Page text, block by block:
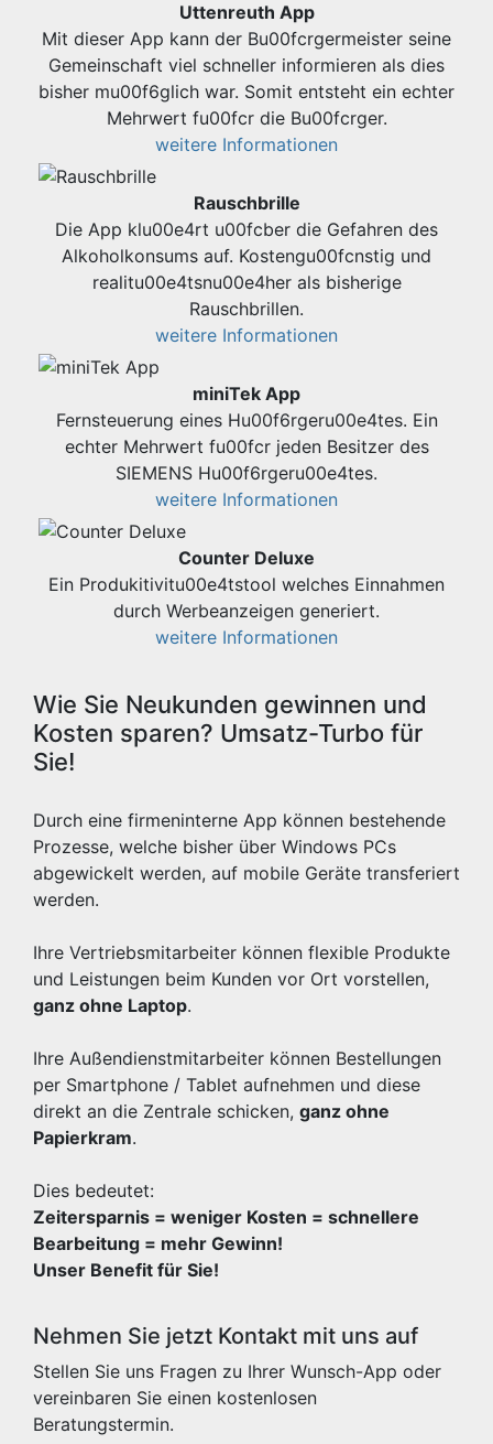
Uttenreuth App
Mit dieser App kann der Bu00fcrgermeister seine
Gemeinschaft viel schneller informieren als dies
bisher mu00f6glich war. Somit entsteht ein echter
Mehrwert fu00fcr die Bu00fcrger.
weitere Informationen
Rauschbrille
Die App klu00e4rt u00fcber die Gefahren des
Alkoholkonsums auf. Kostengu00fcnstig und
realitu00e4tsnu00e4her als bisherige
Rauschbrillen.
weitere Informationen
miniTek App
Fernsteuerung eines Hu00f6rgeru00e4tes. Ein
echter Mehrwert fu00fcr jeden Besitzer des
SIEMENS Hu00f6rgeru00e4tes.
weitere Informationen
Counter Deluxe
Ein Produkitivitu00e4tstool welches Einnahmen
durch Werbeanzeigen generiert.
weitere Informationen
Wie Sie Neukunden gewinnen und
Kosten sparen? Umsatz-Turbo für
Sie!
Durch eine firmeninterne App können bestehende
Prozesse, welche bisher über Windows PCs
abgewickelt werden, auf mobile Geräte transferiert
werden.
Ihre Vertriebsmitarbeiter können flexible Produkte
und Leistungen beim Kunden vor Ort vorstellen,
ganz ohne Laptop.
Ihre Außendienstmitarbeiter können Bestellungen
per Smartphone / Tablet aufnehmen und diese
direkt an die Zentrale schicken, ganz ohne
Papierkram.
Dies bedeutet:
Zeitersparnis = weniger Kosten = schnellere
Bearbeitung = mehr Gewinn!
Unser Benefit für Sie!
Nehmen Sie jetzt Kontakt mit uns auf
Stellen Sie uns Fragen zu Ihrer Wunsch-App oder
vereinbaren Sie einen kostenlosen
Beratungstermin.